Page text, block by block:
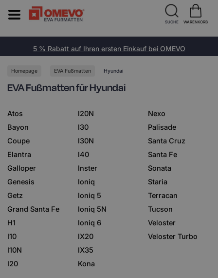
5 % Rabatt auf Ihren ersten Einkauf bei OMEVO
Homepage EVA Fußmatten Hyundai
EVA Fußmatten für Hyundai
Atos
Bayon
Coupe
Elantra
Galloper
Genesis
Getz
Grand Santa Fe
H1
I10
I10N
I20
I20N
I30
I30N
I40
Inster
Ioniq
Ioniq 5
Ioniq 5N
Ioniq 6
IX20
IX35
Kona
Nexo
Palisade
Santa Cruz
Santa Fe
Sonata
Staria
Terracan
Tucson
Veloster
Veloster Turbo
SUCHE WARENKORB